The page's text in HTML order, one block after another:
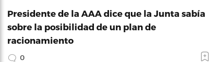
Presidente de la AAA dice que la Junta sabía
sobre la posibilidad de un plan de
racionamiento
0